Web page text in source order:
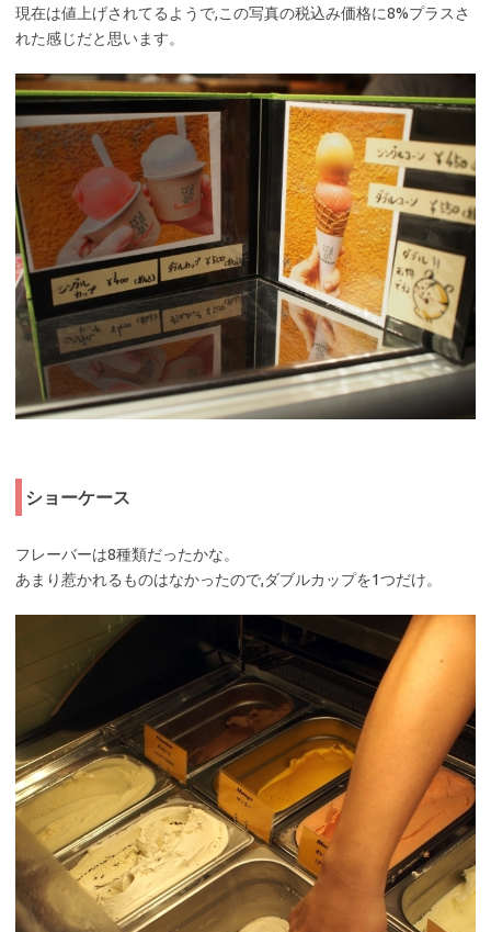
現在は値上げされてるようで,この写真の税込み価格に8%プラスさ
れた感じだと思います。
ショーケース
フレーバーは8種類だったかな。
あまり惹かれるものはなかったので,ダブルカップを1つだけ。